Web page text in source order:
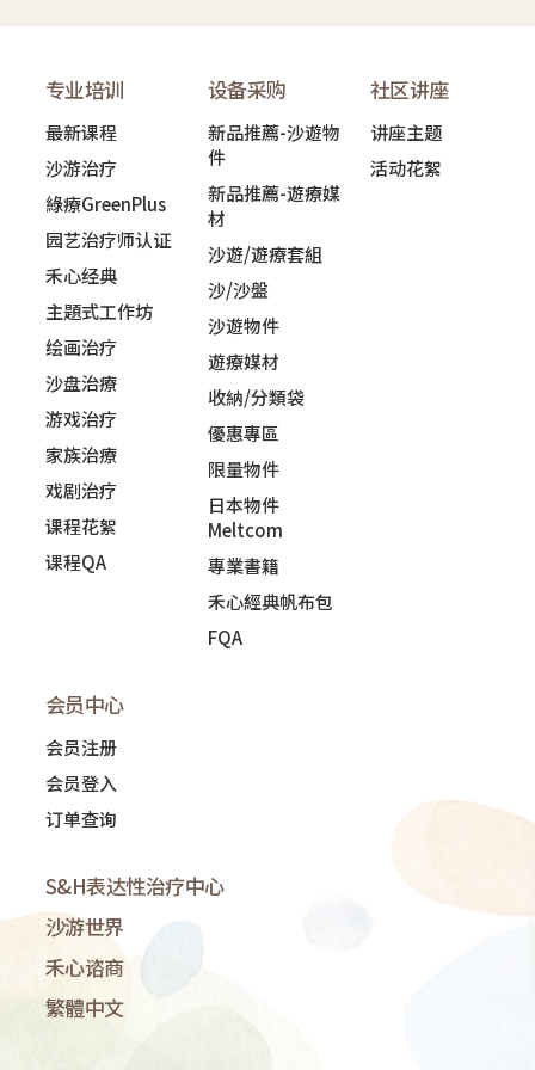
专业培训
最新课程
沙游治疗
綠療GreenPlus
园艺治疗师认证
禾心经典
主題式工作坊
绘画治疗
沙盘治療
游戏治疗
家族治療
戏剧治疗
课程花絮
课程QA
设备采购
新品推薦-沙遊物
件
新品推薦-遊療媒
材
沙遊/遊療套組
沙/沙盤
沙遊物件
遊療媒材
收納/分類袋
優惠專區
限量物件
日本物件
Meltcom
專業書籍
禾心經典帆布包
FQA
社区讲座
讲座主题
活动花絮
会员中心
会员注册
会员登入
订单查询
S&H表达性治疗中心
沙游世界
禾心谘商
繁體中文